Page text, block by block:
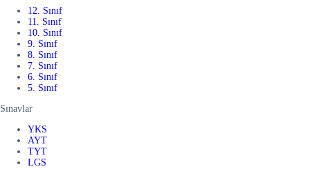
12. Sınıf
11. Sınıf
10. Sınıf
9. Sınıf
8. Sınıf
7. Sınıf
6. Sınıf
5. Sınıf
Sınavlar
YKS
AYT
TYT
LGS